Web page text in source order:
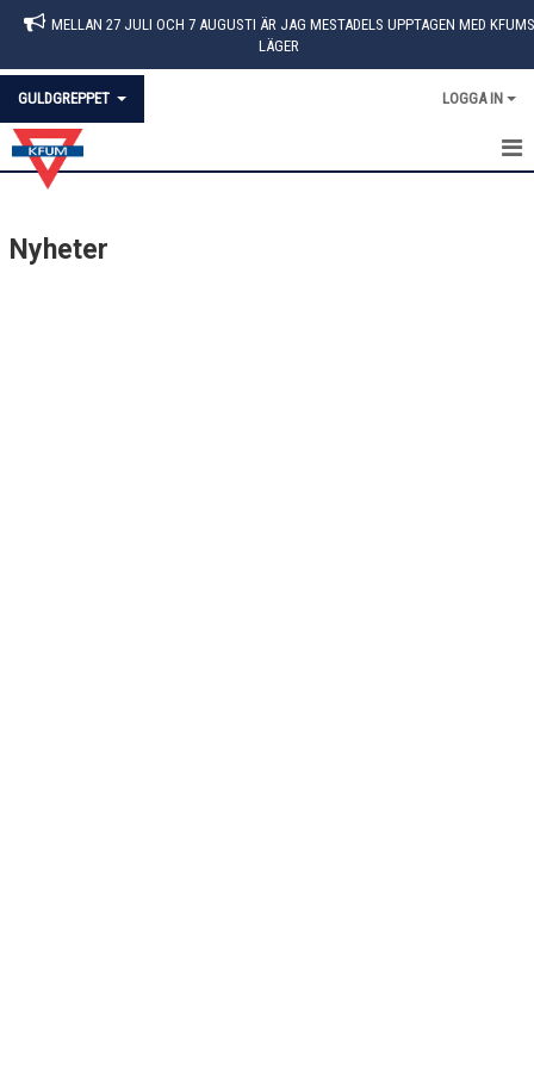
MELLAN 27 JULI OCH 7 AUGUSTI ÄR JAG MESTADELS UPPTAGEN MED KFUMS
LÄGER
GULDGREPPET LOGGA IN
GULDGREPPET
Nyheter